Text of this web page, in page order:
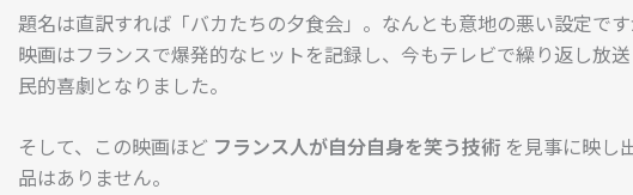
題名は直訳すれば「バカたちの夕食会」。なんとも意地の悪い設定で
映画はフランスで爆発的なヒットを記録し、今もテレビで繰り返し放
民的喜劇となりました。
そして、この映画ほど フランス人が自分自身を笑う技術 を見事に映し
品はありません。